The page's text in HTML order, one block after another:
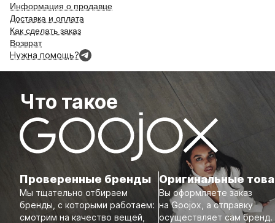
Информация о продавце
Доставка и оплата
Как сделать заказ
Возврат
Нужна помощь?
Что такое
Проверенные бренды
Мы тщательно отбираем
бренды, с которыми работаем:
смотрим на качество вещей,
Оригинальные
Вы оформляете заказ
на Goojox, а отправку
осуществляет сам бренд.